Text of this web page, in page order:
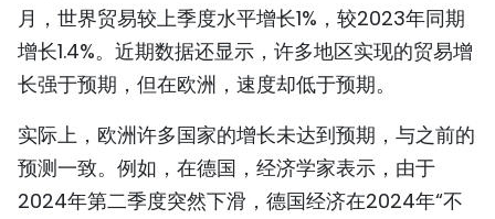
月，世界贸易较上季度水平增长1%，较2023年同期
增长1.4%。近期数据还显示，许多地区实现的贸易增
长强于预期，但在欧洲，速度却低于预期。
实际上，欧洲许多国家的增长未达到预期，与之前的
预测一致。例如，在德国，经济学家表示，由于
2024年第二季度突然下滑，德国经济在2024年“不